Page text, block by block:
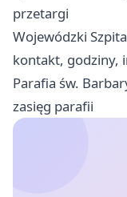
przetargi
Wojewódzki
kontakt, godziny,
Parafia św.
zasięg parafii